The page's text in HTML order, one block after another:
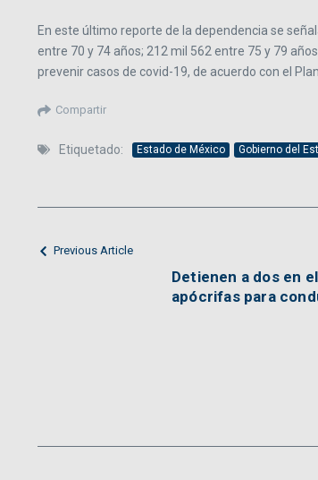
En este último reporte de la dependencia se
entre 70 y 74 años; 212 mil 562 entre 75 y 79
prevenir casos de covid-19, de acuerdo con el
Compartir
Etiquetado: Estado de México Gobierno del
Previous Article
Detienen a dos en
apócrifas para